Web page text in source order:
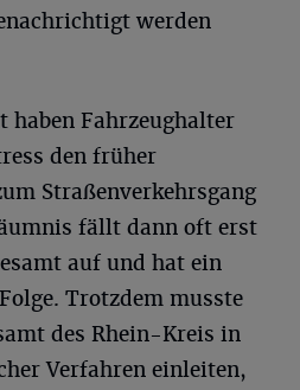
werden
haben Fahrzeughalter
den früher
Straßenverkehrsgang
fällt dann oft erst
auf und hat ein
Trotzdem musste
des Rhein-Kreis in
Verfahren einleiten,